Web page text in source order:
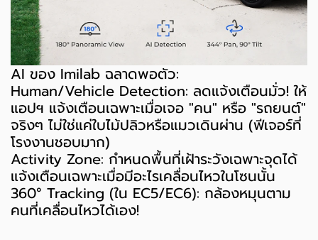
AI ของ Imilab ฉลาดพอตัว:
Human/Vehicle Detection: ลดแจ้งเตือนมั่ว! ให้
แอปฯ แจ้งเตือนเฉพาะเมื่อเจอ "คน" หรือ "รถยนต์"
จริงๆ ไม่ใช่แค่ใบไม้ปลิวหรือแมวเดินผ่าน (ฟีเจอร์ที่
โรงงานชอบมาก)
Activity Zone: กำหนดพื้นที่เฝ้าระวังเฉพาะจุดได้
แจ้งเตือนเฉพาะเมื่อมีอะไรเคลื่อนไหวในโซนนั้น
360° Tracking (ใน EC5/EC6): กล้องหมุนตาม
คนที่เคลื่อนไหวได้เอง!